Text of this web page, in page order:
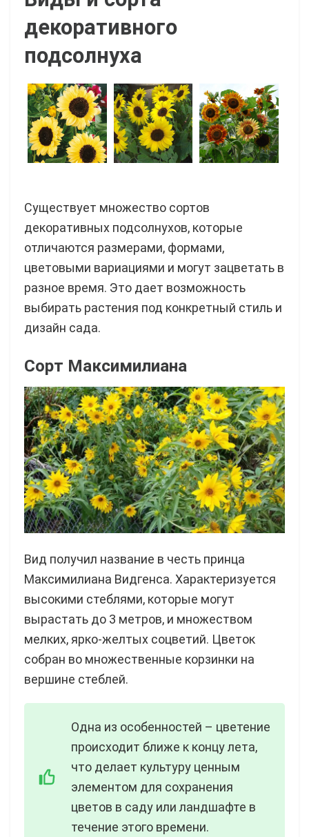
декоративного
подсолнуха
Существует множество сортов
декоративных подсолнухов, которые
отличаются размерами, формами,
цветовыми вариациями и могут зацветать в
разное время. Это дает возможность
выбирать растения под конкретный стиль и
дизайн сада.
Сорт Максимилиана
Вид получил название в честь принца
Максимилиана Видгенса. Характеризуется
высокими стеблями, которые могут
вырастать до 3 метров, и множеством
мелких, ярко-желтых соцветий. Цветок
собран во множественные корзинки на
вершине стеблей.
Одна из особенностей – цветение
происходит ближе к концу лета,
что делает культуру ценным
элементом для сохранения
цветов в саду или ландшафте в
течение этого времени.